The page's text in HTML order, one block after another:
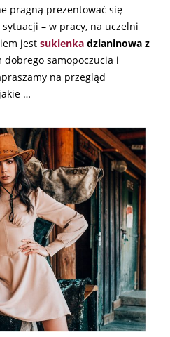
pragną prezentować się
– w pracy, na uczelni
jest sukienka dzianinowa z
dobrego samopoczucia i
na przegląd
…